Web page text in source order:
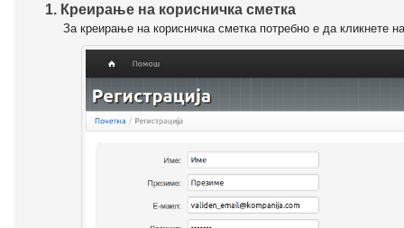
1. Креирање на корисничка сметка
За креирање на корисничка сметка потребно е да кликнете